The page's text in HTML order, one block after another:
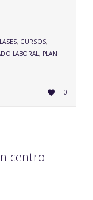
, CURSOS,
LABORAL , PLAN
 LOVE
IT0
centro